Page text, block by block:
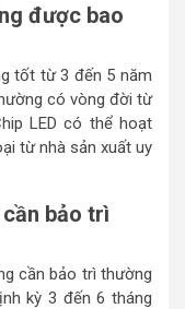
được bao
tốt từ 3 đến 5 năm
có vòng đời từ
LED có thể hoạt
từ nhà sản xuất uy
bảo trì
cần bảo trì thường
kỳ 3 đến 6 tháng